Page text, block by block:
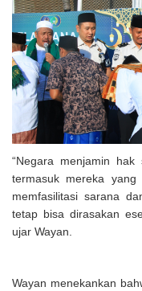
“Negara menjamin hak
termasuk mereka
memfasilitasi sarana
tetap bisa dirasakan
ujar Wayan.
Wayan menekankan